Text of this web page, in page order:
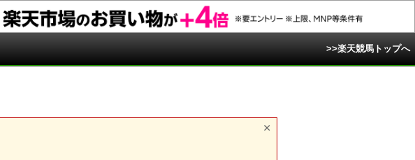
>>楽天競馬トップへ